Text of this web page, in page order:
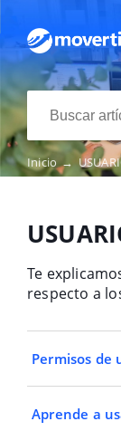
Inicio→
Te
respecto a
Permisos de
Aprende a